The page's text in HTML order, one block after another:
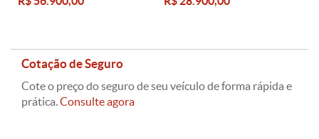
Cotação de Seguro
Cote o preço do seguro de seu veículo de forma rápida e
prática.Consulte agora